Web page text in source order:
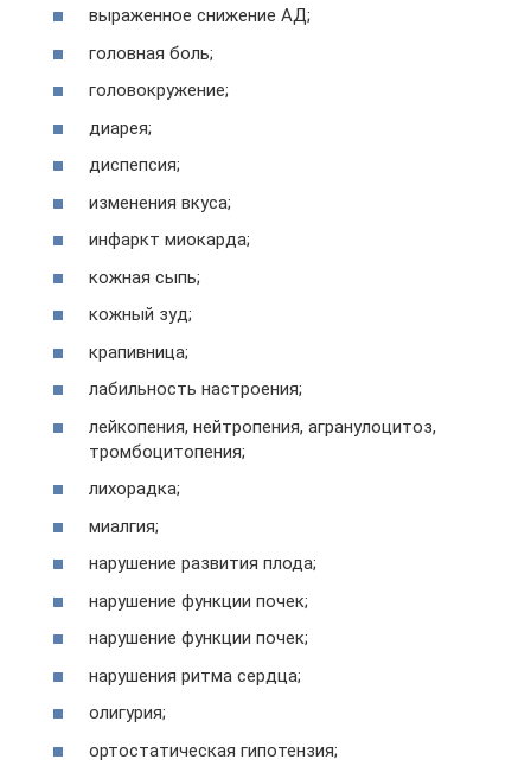
выраженное снижение АД;
головная боль;
головокружение;
диарея;
диспепсия;
изменения вкуса;
инфаркт миокарда;
кожная сыпь;
кожный зуд;
крапивница;
лабильность настроения;
лейкопения, нейтропения, агранулоцитоз,
тромбоцитопения;
лихорадка;
миалгия;
нарушение развития плода;
нарушение функции почек;
нарушение функции почек;
нарушения ритма сердца;
олигурия;
ортостатическая гипотензия;